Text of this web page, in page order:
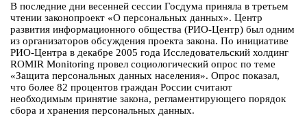
В последние дни весенней сессии Госдума приняла в третьем
чтении законопроект «О персональных данных». Центр
развития информационного общества (РИО-Центр) был одним
из организаторов обсуждения проекта закона. По инициативе
РИО-Центра в декабре 2005 года Исследовательский холдинг
ROMIR Monitoring провел социологический опрос по теме
«Защита персональных данных населения». Опрос показал,
что более 82 процентов граждан России считают
необходимым принятие закона, регламентирующего порядок
сбора и хранения персональных данных.